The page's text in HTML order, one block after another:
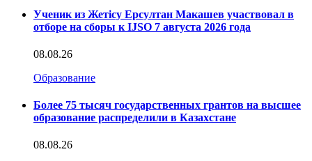
Ученик из Жетісу Ерсултан Макашев участвовал в
отборе на сборы к IJSO 7 августа 2026 года
08.08.26
Образование
Более 75 тысяч государственных грантов на высшее
образование распределили в Казахстане
08.08.26